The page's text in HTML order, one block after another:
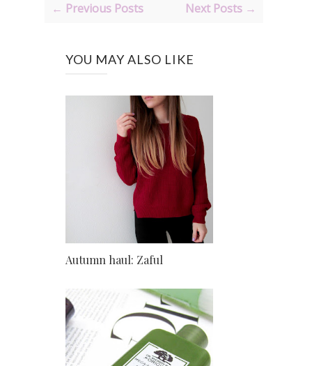
← Previous Posts Next Posts →
YOU MAY ALSO LIKE
Autumn haul: Zaful